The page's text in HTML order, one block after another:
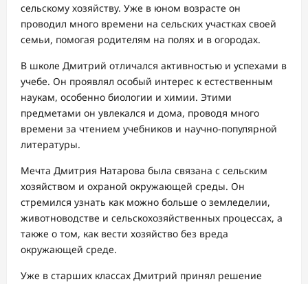
сельскому хозяйству. Уже в юном возрасте он
проводил много времени на сельских участках своей
семьи, помогая родителям на полях и в огородах.
В школе Дмитрий отличался активностью и успехами в
учебе. Он проявлял особый интерес к естественным
наукам, особенно биологии и химии. Этими
предметами он увлекался и дома, проводя много
времени за чтением учебников и научно-популярной
литературы.
Мечта Дмитрия Натарова была связана с сельским
хозяйством и охраной окружающей среды. Он
стремился узнать как можно больше о земледелии,
животноводстве и сельскохозяйственных процессах, а
также о том, как вести хозяйство без вреда
окружающей среде.
Уже в старших классах Дмитрий принял решение